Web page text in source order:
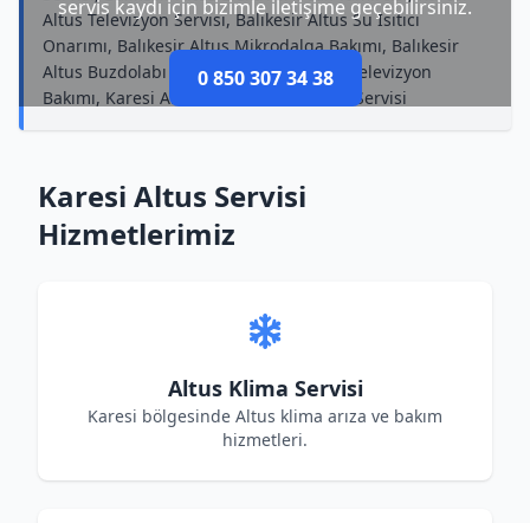
servis kaydı için bizimle iletişime geçebilirsiniz.
0 850 307 34 38
Altus Televizyon Servisi, Balıkesir Altus Su Isıtıcı
Onarımı, Balıkesir Altus Mikrodalga Bakımı, Balıkesir
Altus Buzdolabı Servisi, Balıkesir Altus Televizyon
Bakımı, Karesi Altus Kurutma Makinesi Servisi
Karesi Altus Servisi
Hizmetlerimiz
Altus Klima Servisi
Karesi bölgesinde Altus klima arıza ve bakım
hizmetleri.